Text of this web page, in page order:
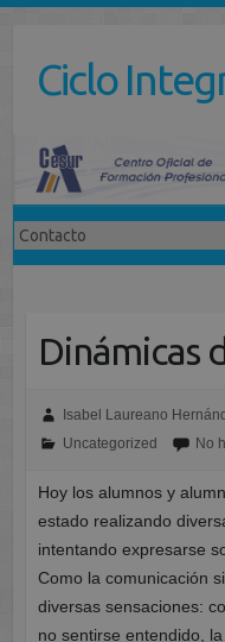
contenidoCiclo
Dinámicas
Isabel Laureano
Uncategorized
No
Hoy los alumnos y
estado realizando
intentando expresarse
Como la comunicación
diversas sensaciones:
no sentirse entendido,